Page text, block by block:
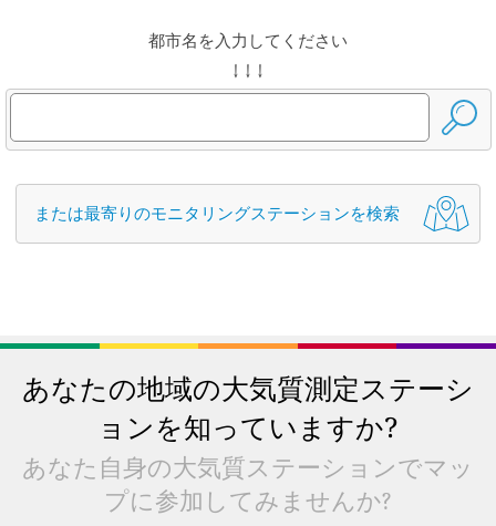
都市名を入力してください
↓ ↓ ↓
または最寄りのモニタリングステーションを検索
あなたの地域の大気質測定ステーシ
ョンを知っていますか?
あなた自身の大気質ステーションでマッ
プに参加してみませんか?